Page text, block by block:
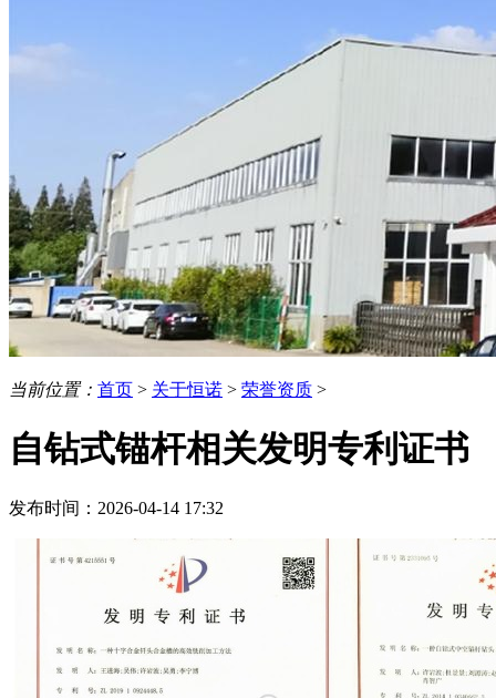
当前位置： 首页 > 关于恒诺 > 荣誉资质 >
自钻式锚杆相关发明专利证书
发布时间：2026-04-14 17:32